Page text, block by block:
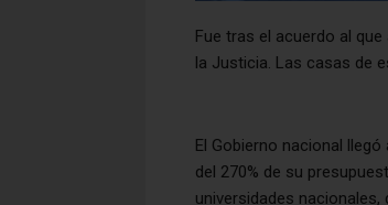
Fue tras el acuerdo al
la Justicia. Las casas de
El Gobierno nacional
del 270% de su
universidades nacionales,